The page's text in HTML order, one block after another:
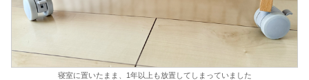
寝室に置いたまま、1年以上も放置してしまっていました